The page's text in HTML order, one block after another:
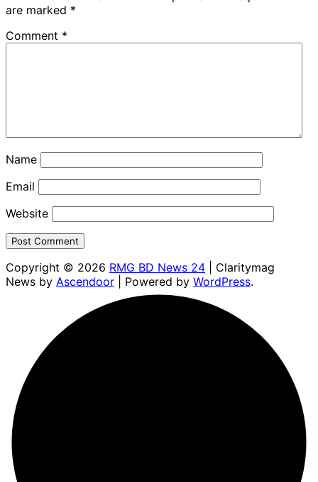
are marked *
Comment *
Name
Email
Website
Copyright © 2026 RMG BD News 24 | Claritymag
News by Ascendoor | Powered by WordPress.